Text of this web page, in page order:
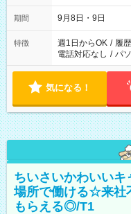
時間は変更となる
期間 9月8日・9日
特徴 週1日からOK / 履
電話対応なし / パ
気になる！
ちいさいかわいい
場所で働ける☆来社
もらえる◎/T1